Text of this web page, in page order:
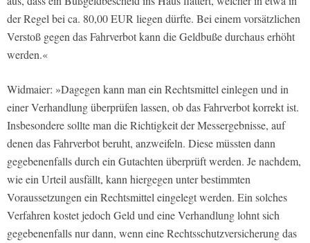
der Regel bei ca. 80,00 EUR liegen dürfte. Bei einem vorsätzlichen
Verstoß gegen das Fahrverbot kann die Geldbuße durchaus erhöht
werden.«
Widmaier: »Dagegen kann man ein Rechtsmittel einlegen und in
einer Verhandlung überprüfen lassen, ob das Fahrverbot korrekt ist.
Insbesondere sollte man die Richtigkeit der Messergebnisse, auf
denen das Fahrverbot beruht, anzweifeln. Diese müssten dann
gegebenenfalls durch ein Gutachten überprüft werden. Je nachdem,
wie ein Urteil ausfällt, kann hiergegen unter bestimmten
Voraussetzungen ein Rechtsmittel eingelegt werden. Ein solches
Verfahren kostet jedoch Geld und eine Verhandlung lohnt sich
gegebenenfalls nur dann, wenn eine Rechtsschutzversicherung das